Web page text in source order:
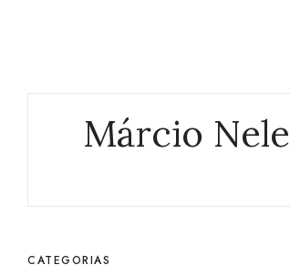
Márcio Nele
CATEGORIAS